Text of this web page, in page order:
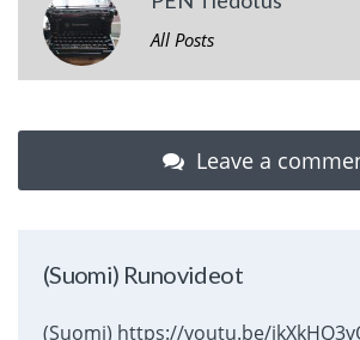
All Posts
Leave a
(Suomi) Runovideot
(Suomi) https://youtu.be/